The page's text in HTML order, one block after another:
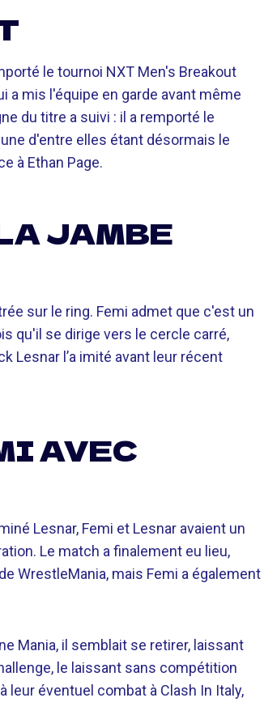
le tournoi NXT Men's Breakout
a mis l'équipe en garde avant même
du titre a suivi : il a remporté le
d'entre elles étant désormais le
à Ethan Page.
JAMBE
sur le ring. Femi admet que c'est un
qu'il se dirige vers le cercle carré,
Lesnar l’a imité avant leur récent
AVEC
Lesnar, Femi et Lesnar avaient un
Le match a finalement eu lieu,
WrestleMania, mais Femi a également
Mania, il semblait se retirer, laissant
le laissant sans compétition
leur éventuel combat à Clash In Italy,